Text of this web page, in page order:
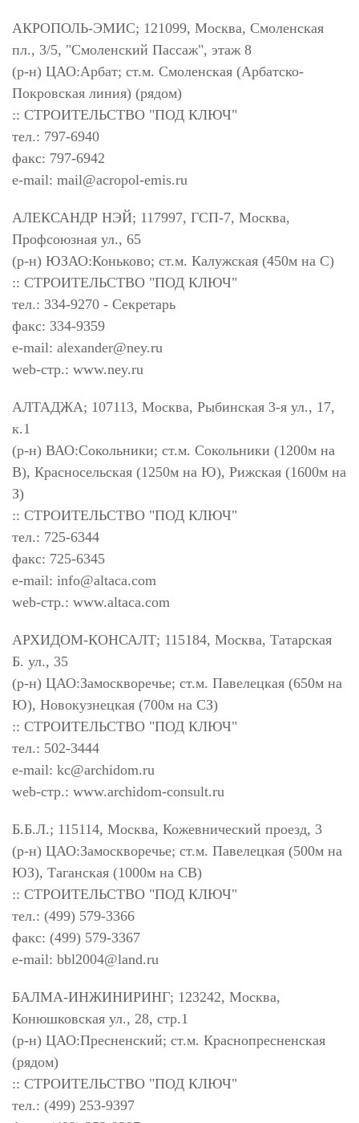
АКРОПОЛЬ-ЭМИС; 121099, Москва, Смоленская
пл., 3/5, "Смоленский Пассаж", этаж 8
(р-н) ЦАО:Арбат; ст.м. Смоленская (Арбатско-
Покровская линия) (рядом)
:: СТРОИТЕЛЬСТВО "ПОД КЛЮЧ"
тел.: 797-6940
факс: 797-6942
e-mail: mail@acropol-emis.ru
АЛЕКСАНДР НЭЙ; 117997, ГСП-7, Москва,
Профсоюзная ул., 65
(р-н) ЮЗАО:Коньково; ст.м. Калужская (450м на С)
:: СТРОИТЕЛЬСТВО "ПОД КЛЮЧ"
тел.: 334-9270 - Секретарь
факс: 334-9359
e-mail: alexander@ney.ru
web-стр.: www.ney.ru
АЛТАДЖА; 107113, Москва, Рыбинская 3-я ул., 17,
к.1
(р-н) ВАО:Сокольники; ст.м. Сокольники (1200м на
В), Красносельская (1250м на Ю), Рижская (1600м на
З)
:: СТРОИТЕЛЬСТВО "ПОД КЛЮЧ"
тел.: 725-6344
факс: 725-6345
e-mail: info@altaca.com
web-стр.: www.altaca.com
АРХИДОМ-КОНСАЛТ; 115184, Москва, Татарская
Б. ул., 35
(р-н) ЦАО:Замоскворечье; ст.м. Павелецкая (650м на
Ю), Новокузнецкая (700м на СЗ)
:: СТРОИТЕЛЬСТВО "ПОД КЛЮЧ"
тел.: 502-3444
e-mail: kc@archidom.ru
web-стр.: www.archidom-consult.ru
Б.Б.Л.; 115114, Москва, Кожевнический проезд, 3
(р-н) ЦАО:Замоскворечье; ст.м. Павелецкая (500м на
ЮЗ), Таганская (1000м на СВ)
:: СТРОИТЕЛЬСТВО "ПОД КЛЮЧ"
тел.: (499) 579-3366
факс: (499) 579-3367
e-mail: bbl2004@land.ru
БАЛМА-ИНЖИНИРИНГ; 123242, Москва,
Конюшковская ул., 28, стр.1
(р-н) ЦАО:Пресненский; ст.м. Краснопресненская
(рядом)
:: СТРОИТЕЛЬСТВО "ПОД КЛЮЧ"
тел.: (499) 253-9397